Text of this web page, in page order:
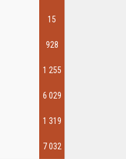
15
928
1 255
6 029
1 319
7 032